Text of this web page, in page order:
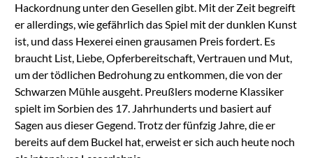
Hackordnung unter den Gesellen gibt. Mit der Zeit begreift
er allerdings, wie gefährlich das Spiel mit der dunklen Kunst
ist, und dass Hexerei einen grausamen Preis fordert. Es
braucht List, Liebe, Opferbereitschaft, Vertrauen und Mut,
um der tödlichen Bedrohung zu entkommen, die von der
Schwarzen Mühle ausgeht. Preußlers moderne Klassiker
spielt im Sorbien des 17. Jahrhunderts und basiert auf
Sagen aus dieser Gegend. Trotz der fünfzig Jahre, die er
bereits auf dem Buckel hat, erweist er sich auch heute noch